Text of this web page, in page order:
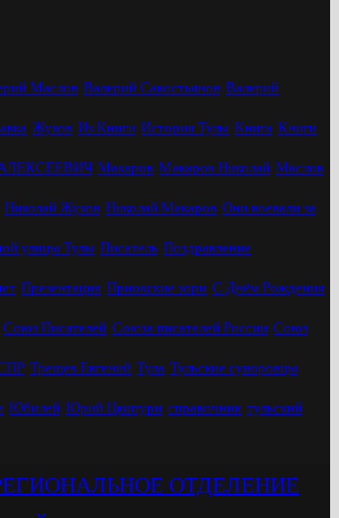
Маслов Валерий Савостьянов Валерий
Жуков Из Книги История Тулы Книга Книги
Макаров Макаров Николай Маслов
Николай Жуков Николай Макаров Они воевали за
улицы Тулы Писатель Поздравление
Презентация Приокские зори С Днём Рождения
Союз Писателей Союза писателей России Союз
Трещев Евгений Тула Тульские суворовцы
Юбилей Юрий Цкипури справочник тульский
ОТДЕЛЕНИЕ